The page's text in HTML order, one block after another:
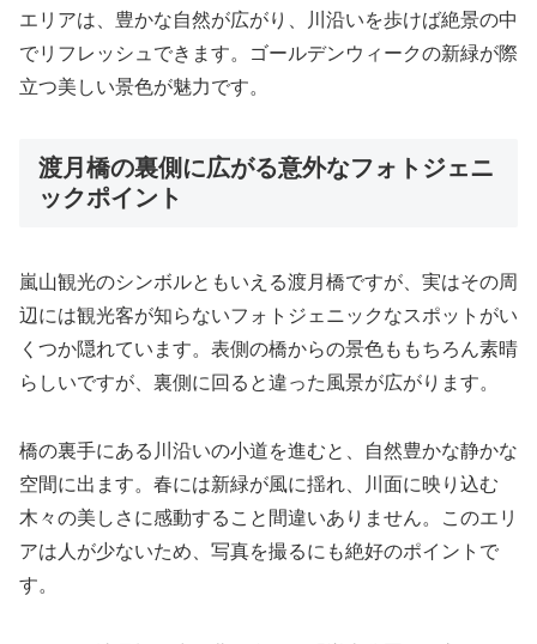
エリアは、豊かな自然が広がり、川沿いを歩けば絶景の中
でリフレッシュできます。ゴールデンウィークの新緑が際
立つ美しい景色が魅力です。
渡月橋の裏側に広がる意外なフォトジェニ
ックポイント
嵐山観光のシンボルともいえる渡月橋ですが、実はその周
辺には観光客が知らないフォトジェニックなスポットがい
くつか隠れています。表側の橋からの景色ももちろん素晴
らしいですが、裏側に回ると違った風景が広がります。
橋の裏手にある川沿いの小道を進むと、自然豊かな静かな
空間に出ます。春には新緑が風に揺れ、川面に映り込む
木々の美しさに感動すること間違いありません。このエリ
アは人が少ないため、写真を撮るにも絶好のポイントで
す。